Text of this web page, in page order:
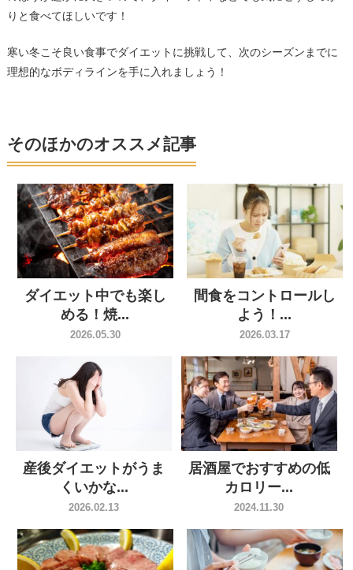
りと食べてほしいです！
寒い冬こそ良い食事でダイエットに挑戦して、次のシーズンまでに
理想的なボディラインを手に入れましょう！
そのほかのオススメ記事
ダイエット中でも楽し
める！焼...
2026.05.30
間食をコントロールし
よう！...
2026.03.17
産後ダイエットがうま
くいかな...
2026.02.13
居酒屋でおすすめの低
カロリー...
2024.11.30